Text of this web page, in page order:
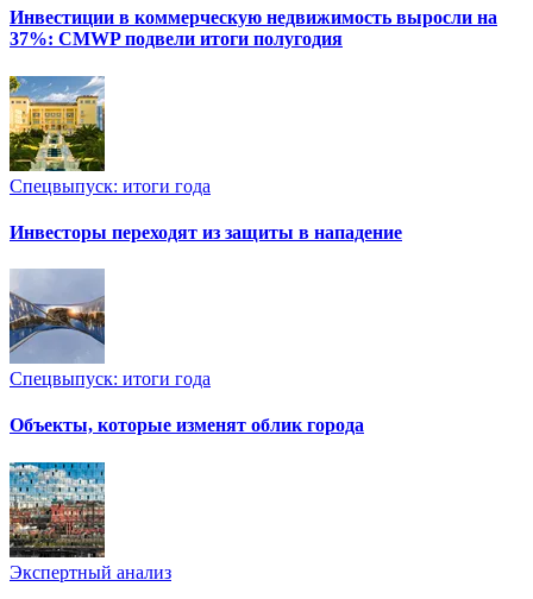
Инвестиции в коммерческую недвижимость выросли на
37%: CMWP подвели итоги полугодия
Спецвыпуск: итоги года
Инвесторы переходят из защиты в нападение
Спецвыпуск: итоги года
Объекты, которые изменят облик города
Экспертный анализ